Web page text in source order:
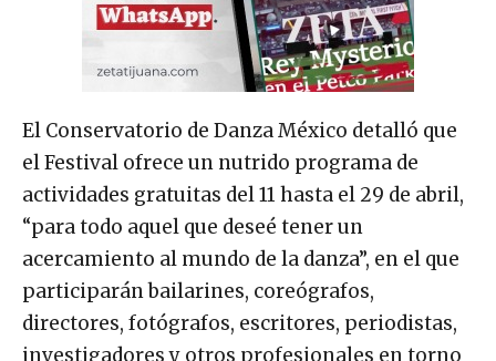
El Conservatorio de Danza México detalló que
el Festival ofrece un nutrido programa de
actividades gratuitas del 11 hasta el 29 de abril,
“para todo aquel que deseé tener un
acercamiento al mundo de la danza”, en el que
participarán bailarines, coreógrafos,
directores, fotógrafos, escritores, periodistas,
investigadores y otros profesionales en torno